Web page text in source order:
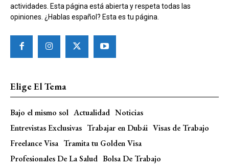
actividades. Esta página está abierta y respeta todas las
opiniones. ¿Hablas español? Esta es tu página.
Elige El Tema
Bajo el mismo sol Actualidad Noticias
Entrevistas Exclusivas Trabajar en Dubái Visas de Trabajo
Freelance Visa Tramita tu Golden Visa
Profesionales De La Salud Bolsa De Trabajo